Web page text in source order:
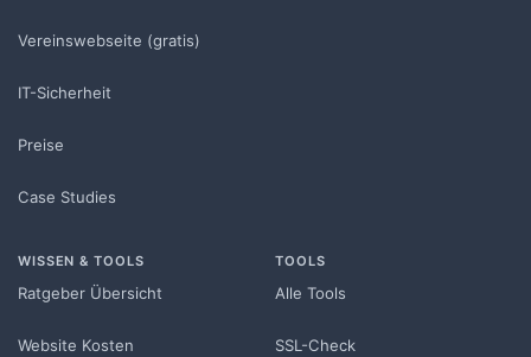
Vereinswebseite (gratis)
IT-Sicherheit
Preise
Case Studies
WISSEN & TOOLS
Ratgeber Übersicht
Website Kosten
TOOLS
Alle Tools
SSL-Check